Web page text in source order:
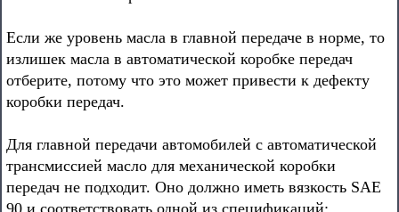
Если же уровень масла в главной передаче в норме, то
излишек масла в автоматической коробке передач
отберите, потому что это может привести к дефекту
коробки передач.
Для главной передачи автомобилей с автоматической
трансмиссией масло для механической коробки
передач не подходит. Оно должно иметь вязкость SАЕ
90 и соответствовать одной из спецификаций: